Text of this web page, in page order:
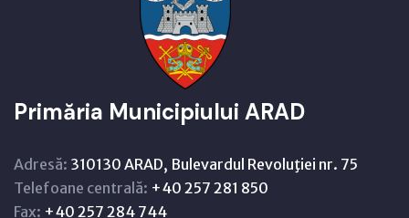
Primăria Municipiului ARAD
Adresă: 310130 ARAD, Bulevardul Revoluţiei nr. 75
Telefoane centrală: +40 257 281 850
Fax: +40 257 284 744